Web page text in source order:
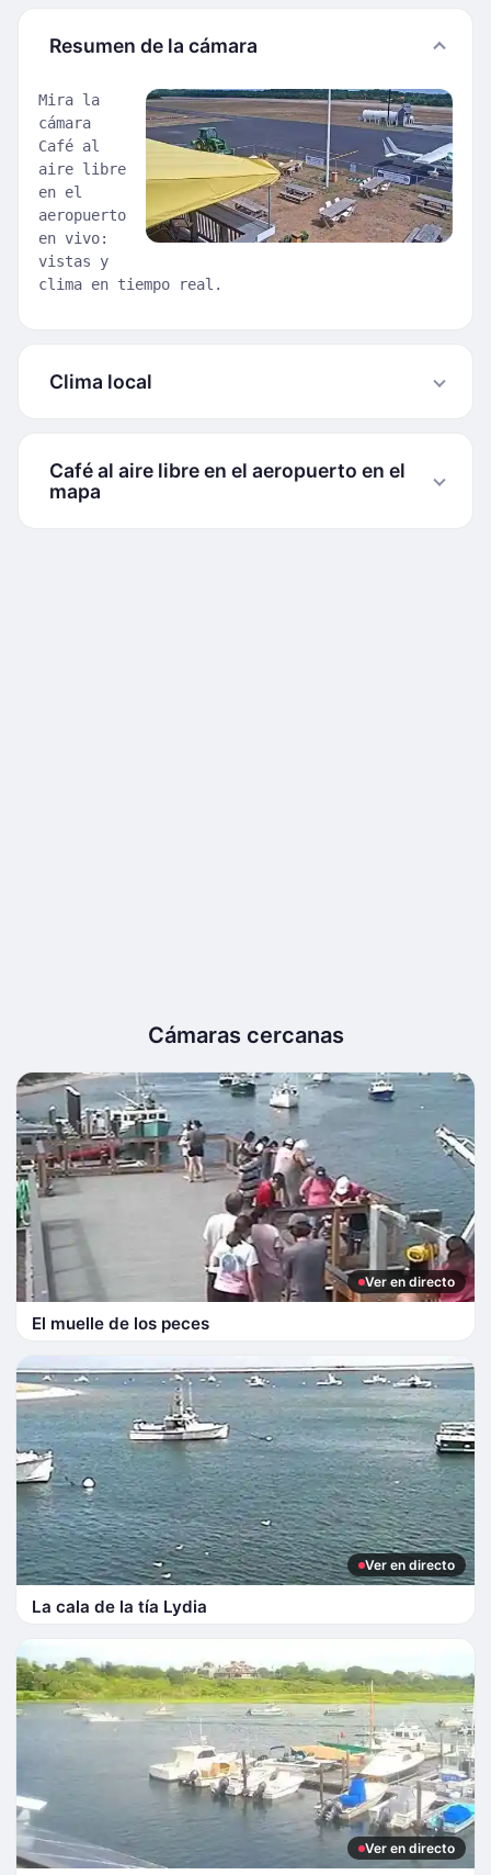
Resumen de la cámara
Mira la
cámara
Café al
aire libre
en el
aeropuerto
en vivo:
vistas y
clima en tiempo real.
Clima local
Café al aire libre en el aeropuerto en el
mapa
Cámaras cercanas
Ver en directo
El muelle de los peces
Ver en directo
La cala de la tía Lydia
Ver en directo